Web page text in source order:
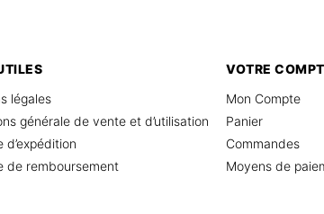
légales
générale de vente et d’utilisation
d’expédition
de remboursement
VOTRE
Mon Compte
Panier
Commandes
Moyens de